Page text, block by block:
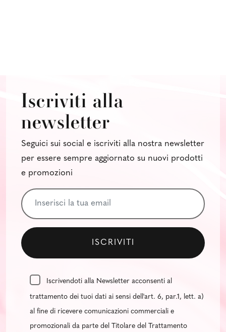
Iscriviti alla
newsletter
Seguici sui social e iscriviti alla nostra newsletter
per essere sempre aggiornato su nuovi prodotti
e promozioni
Iscrivendoti alla Newsletter acconsenti al
trattamento dei tuoi dati ai sensi dell'art. 6, par.1, lett. a)
al fine di ricevere comunicazioni commerciali e
promozionali da parte del Titolare del Trattamento